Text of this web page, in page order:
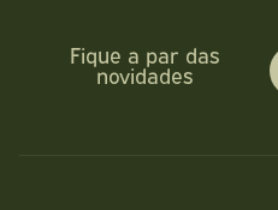
Fique a par das
novidades